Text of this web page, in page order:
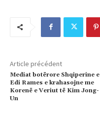
Article précédent
Mediat botërore Shqiperine e
Edi Rames e krahasojne me
Korenë e Veriut të Kim Jong-
Un